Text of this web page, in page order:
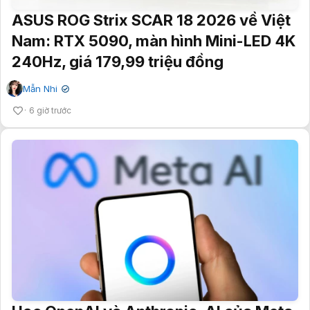
ASUS ROG Strix SCAR 18 2026 về Việt
Nam: RTX 5090, màn hình Mini-LED 4K
240Hz, giá 179,99 triệu đồng
Mẫn Nhi ✔
6 giờ trước